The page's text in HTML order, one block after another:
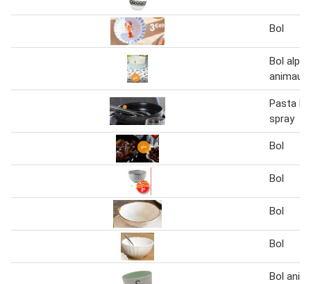
Bol
Bol
animaux
Pasta
spray
Bol
Bol
Bol
Bol
Bol